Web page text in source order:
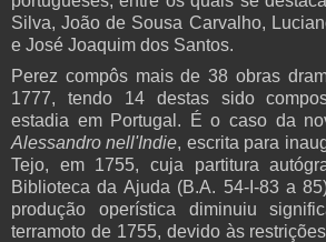
Silva, João de Sousa Carvalho,
e José Joaquim dos Santos.
Perez compôs mais de 38 obras
1777, tendo 14 destas sido
estadia em Portugal. É o caso da
Alessandro nell'Indie, escrita para
Tejo, em 1755, cuja partitura
Biblioteca da Ajuda (B.A. 54-I-83 a
produção operística diminuiu
terramoto de 1755, devido às